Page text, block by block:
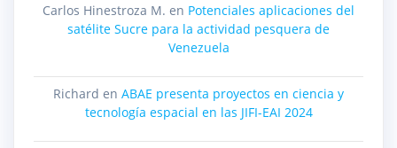
Carlos Hinestroza M. en Potenciales aplicaciones del
satélite Sucre para la actividad pesquera de
Venezuela
Richard en ABAE presenta proyectos en ciencia y
tecnología espacial en las JIFI-EAI 2024